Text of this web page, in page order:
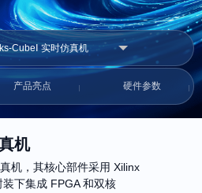
产品亮点 硬件参数
机
机，其核心部件采用 Xilinx
下集成 FPGA 和双核